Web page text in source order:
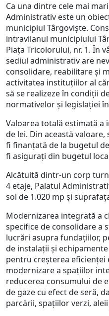
Ca una dintre cele mai
Administrativ este un
municipiul Târgoviște.
intravilanul municipiului
Piața Tricolorului, nr. 1. În
sediul administrativ are
consolidare, reabilitare și
activitatea instituțiilor al
să se realizeze în condiții
normativelor și legislației
Valoarea totală estimată a
de lei. Din această valoare,
fi finanțată de la bugetul
fi asigurați din bugetul
Alcătuită dintr-un corp
4 etaje, Palatul
sol de 1.020 mp și
Modernizarea integrată a
specifice de consolidare
lucrări asupra fundațiilor,
de instalații și
pentru creșterea eficienței
modernizare a spațiilor
reducerea consumului de
de gaze cu efect de seră,
parcării, spațiilor verzi,